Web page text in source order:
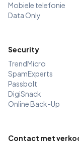
Mobiele telefonie
Data Only
Security
TrendMicro
SpamExperts
Passbolt
DigiSnack
Online Back-Up
Contact met